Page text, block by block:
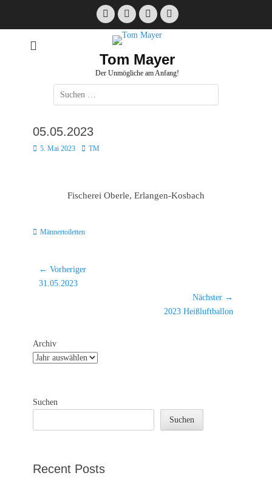
Facebook
E-
Mail
InstagramWebsite
Tom Mayer
Der Unmögliche am Anfang!
Suche
nach:
05.05.2023
Posted
5. Mai 2023 Autor
TM
Fischerei Oberle, Erlangen-Kosbach
Kategorien
Männertoiletten
Beitragsnavigation
← Vorheriger
Vorheriger
31.05.2023
Nächster →
2023 Heißluftballon
Archiv
Suchen
Suchen
Recent Posts